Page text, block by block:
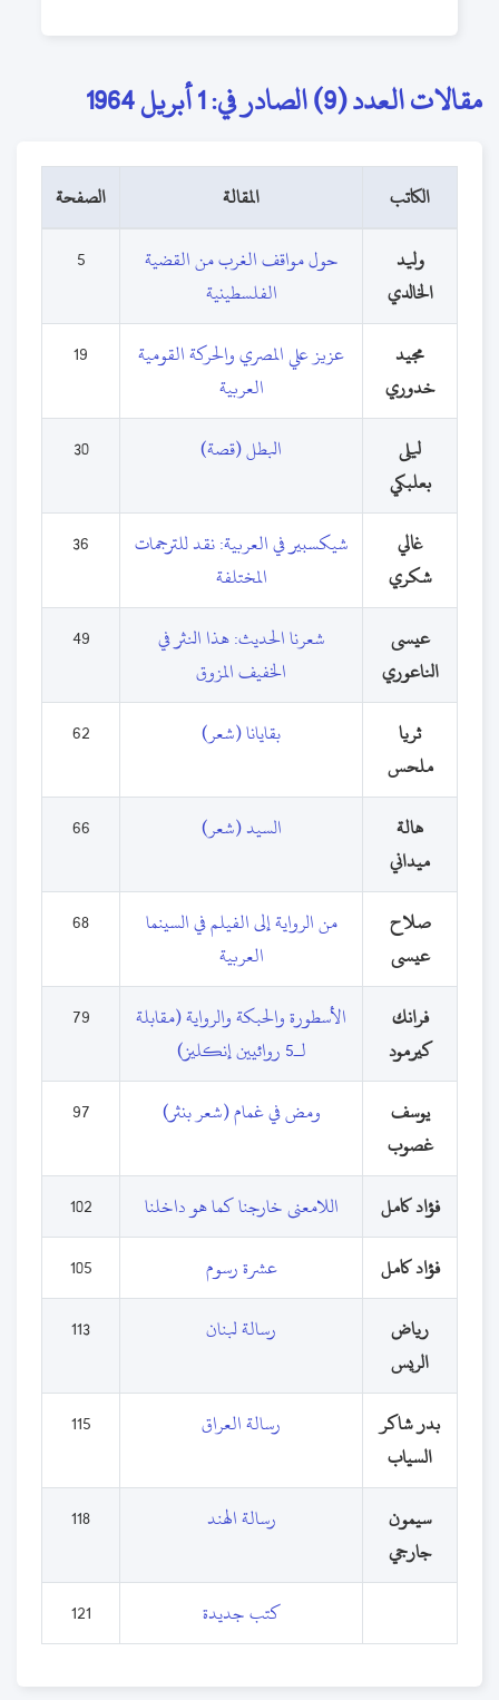
مقالات العدد (9) الصادر في: 1 أبريل 1964
الكاتب المقالة
الصفحة
وليد
الخالدي
حول مواقف الغرب من القضية
الفلسطينية
5
مجيد
خدوري
عزيز علي المصري والحركة القومية
العربية
19
ليلى
بعلبكي
البطل (قصة) 30
غالي
شكري
شيكسبير في العربية: نقد للترجمات
المختلفة
36
عيسى
الناعوري
شعرنا الحديث: هذا النثر في
الخفيف المزوق
49
ثريا
ملحس
بقايانا (شعر) 62
هالة
ميداني
السيد (شعر) 66
صلاح
عيسى
من الرواية إلى الفيلم في السينما
العربية
68
فرانك
كيرمود
الأسطورة والحبكة والرواية (مقابلة
لـ5 روائيين إنكليز)
79
يوسف
غصوب
ومض في غمام (شعر بنثر) 97
فؤاد كامل اللامعنى خارجنا كما هو داخلنا
102
فؤاد كامل
عشرة رسوم
105
رياض
الريس
رسالة لبنان 113
بدر شاكر
السياب
رسالة العراق 115
سيمون
جارجي
رسالة الهند 118
كتب جديدة 121